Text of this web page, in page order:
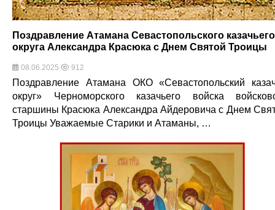
Поздравление Атамана Севастопольского казачьего
округа Александра Красюка с Днем Святой Троицы
08.06.2025 912
Поздравление Атамана ОКО «Севастопольский
округ» Черноморского казачьего войска
старшины Красюка Александра Айдеровича с Днем
Троицы Уважаемые Старики и Атаманы, …